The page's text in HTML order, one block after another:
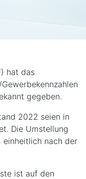
hat das
gegeben.
2022 seien in
Die Umstellung
einheitlich nach der
ist auf den